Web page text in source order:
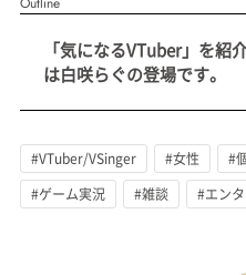
人気ワード
#VTuber/VSinger #男性
#Vtuberグループ
MENU
記事一覧
会社概要
お問い合わせ
「気になるVTuber」を紹
は白咲らぐの登場です。
#VTuber/VSinger #女性 #
#ゲーム実況
#雑談 #エン